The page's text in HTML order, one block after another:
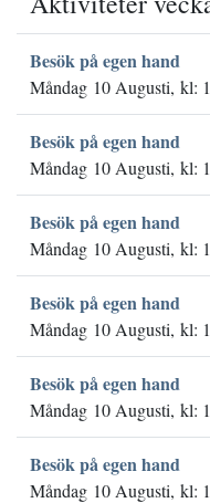
Besök på egen hand
Måndag 10 Augusti, kl:
Besök på egen hand
Måndag 10 Augusti, kl:
Besök på egen hand
Måndag 10 Augusti, kl:
Besök på egen hand
Måndag 10 Augusti, kl:
Besök på egen hand
Måndag 10 Augusti, kl:
Besök på egen hand
Måndag 10 Augusti, kl: